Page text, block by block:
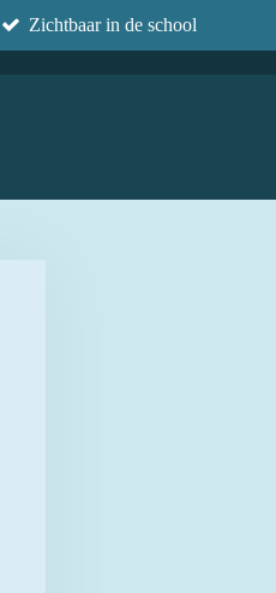
Zichtbaar in de school